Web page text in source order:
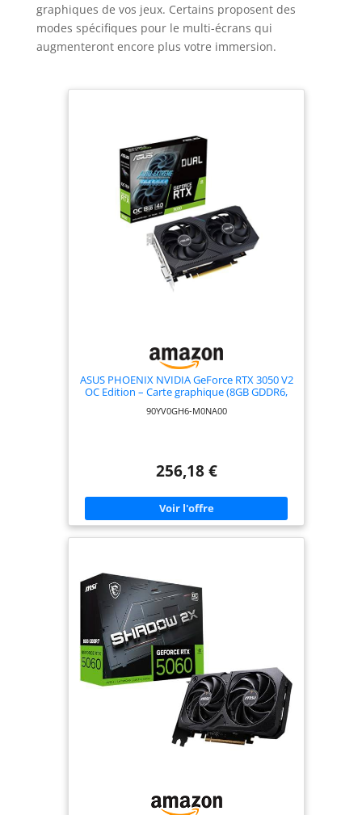
graphiques de vos jeux. Certains proposent des
modes spécifiques pour le multi-écrans qui
augmenteront encore plus votre immersion.
ASUS PHOENIX NVIDIA GeForce RTX 3050 V2
OC Edition – Carte graphique (8GB GDDR6,
Ventilateurs axiaux à double roulement à
90YV0GH6-M0NA00
256,18 €